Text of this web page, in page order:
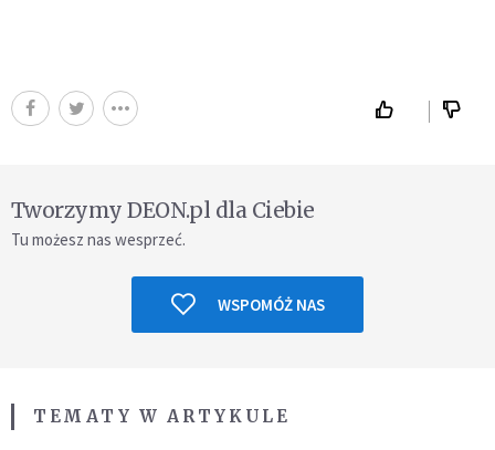
Tworzymy DEON.pl dla Ciebie
Tu możesz nas wesprzeć.
WSPOMÓŻ NAS
TEMATY W ARTYKULE